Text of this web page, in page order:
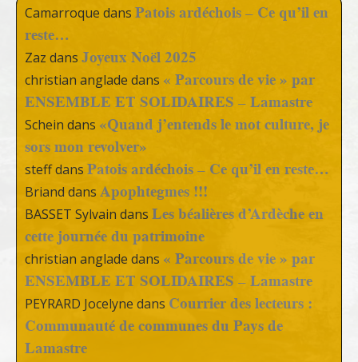
Camarroque dans Patois ardéchois – Ce qu’il en
reste…
Zaz dans Joyeux Noël 2025
christian anglade dans « Parcours de vie » par
ENSEMBLE ET SOLIDAIRES – Lamastre
Schein dans «Quand j’entends le mot culture, je
sors mon revolver»
steffdans Patois ardéchois – Ce qu’il en reste…
Briand dans Apophtegmes !!!
BASSET Sylvain dans Les béalières d’Ardèche en
cette journée du patrimoine
christian anglade dans « Parcours de vie » par
ENSEMBLE ET SOLIDAIRES – Lamastre
PEYRARD Jocelyne dans Courrier des lecteurs :
Communauté de communes du Pays de
Lamastre